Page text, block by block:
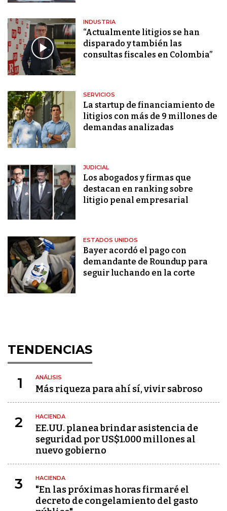
INDUSTRIA
“Actualmente litigios se han
disparado y también las
consultas fiscales en Colombia”
SERVICIOS
La startup de financiamiento de
litigios con más de 9 millones de
demandas analizadas
JUDICIAL
Los abogados y firmas que
destacan en ranking sobre
litigio penal empresarial
ESTADOS UNIDOS
Bayer acordó el pago con
demandante de Roundup para
seguir luchando en la corte
TENDENCIAS
1 ANÁLISIS
Más riqueza para ahí sí, vivir sabroso
2 HACIENDA
EE.UU. planea brindar asistencia de
seguridad por US$1.000 millones al
nuevo gobierno
3 HACIENDA
"En las próximas horas firmaré el
decreto de congelamiento del gasto